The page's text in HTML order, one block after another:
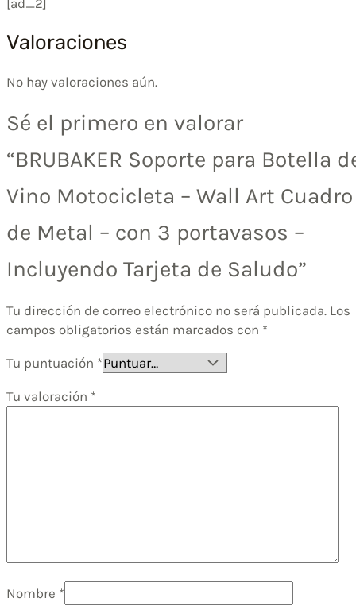
Valoraciones
No hay valoraciones aún.
Sé el primero en valorar
“BRUBAKER Soporte para Botella
Vino Motocicleta – Wall Art Cuadro
de Metal – con 3 portavasos –
Incluyendo Tarjeta de Saludo”
Tu dirección de correo electrónico no será publicada. Los
campos obligatorios están marcados con *
Tu puntuación *
Tu valoración *
Nombre *